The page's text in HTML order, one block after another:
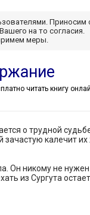
Приносим
на то согласия.
меры.
читать книгу
о трудной
калечит их
Он никому не
из Сургута